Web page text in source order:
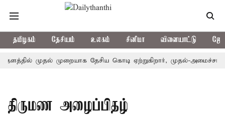
தமிழகம் தேசியம் உலகம் சினிமா விளையாட்டு
முதல் முறையாக தேசிய கொடி ஏற்றுகிறார், முதல்-அமைச்சர்
திருமண அழைப்பிதழ்